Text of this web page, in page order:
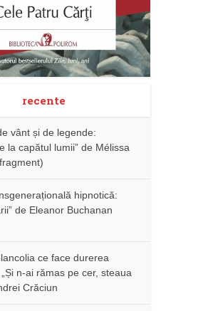
recente
vânt și de legende:
la capătul lumii” de Mélissa
hipnotică:
de Eleanor Buchanan
ce face durerea
n-ai rămas pe cer, steaua
Crăciun